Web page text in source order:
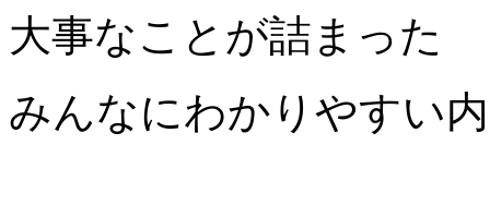
大事なことが詰まった
みんなにわかりやすい